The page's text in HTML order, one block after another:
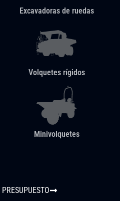
Excavadoras de ruedas
Volquetes rígidos
Minivolquetes